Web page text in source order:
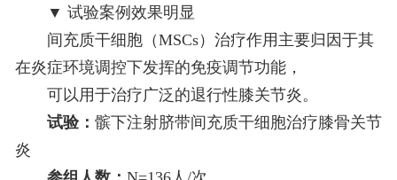
▼ 试验案例效果明显
间充质干细胞（MSCs）治疗作用主要归因于其
在炎症环境调控下发挥的免疫调节功能，
可以用于治疗广泛的退行性膝关节炎。
试验： 髌下注射脐带间充质干细胞治疗膝骨关节
炎